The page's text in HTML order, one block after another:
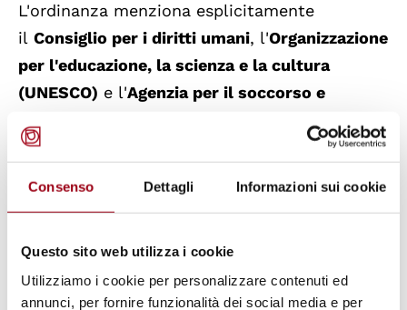
Consenso Dettagli Informazioni sui cookie
Questo sito web utilizza i cookie
Utilizziamo i cookie per personalizzare contenuti ed
annunci, per fornire funzionalità dei social media e per
L'ordinanza menziona esplicitamente
il Consiglio per i diritti umani, l'Organizzazione
per l'educazione, la scienza e la cultura
(UNESCO) e l'Agenzia per il soccorso e
Vicino Oriente (UNRWA)
. L'ordine esecutivo,
revisione dell'adesione all'UNESCO entro tre
Amanda Klasing, direttrice nazionale delle